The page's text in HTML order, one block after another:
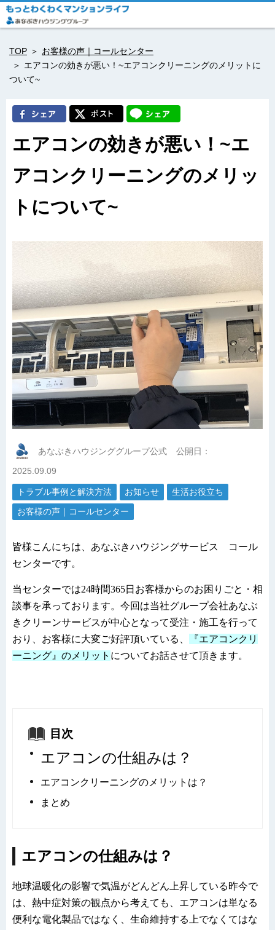
TOP
お客様の声｜コールセンター
エアコンの効きが悪い！~エアコンクリーニングのメリットに
ついて~
エアコンの効きが悪い！~エ
アコンクリーニングのメリッ
トについて~
あなぶきハウジンググループ公式
公開日：
2025.09.09
トラブル事例と解決方法 お知らせ
生活お役立ち
お客様の声｜コールセンター
皆様こんにちは、あなぶきハウジングサービス コール
センターです。
当センターでは24時間365日お客様からのお困りごと・相
談事を承っております。今回は当社グループ会社あなぶ
きクリーンサービスが中心となって受注・施工を行って
おり、お客様に大変ご好評頂いている、
『エアコンクリ
ーニング』のメリット についてお話させて頂きます。
目次
エアコンの仕組みは？
エアコンクリーニングのメリットは？
まとめ
エアコンの仕組みは？
地球温暖化の影響で気温がどんどん上昇している昨今で
は、熱中症対策の観点から考えても、エアコンは単なる
便利な電化製品ではなく、生命維持する上でなくてはな